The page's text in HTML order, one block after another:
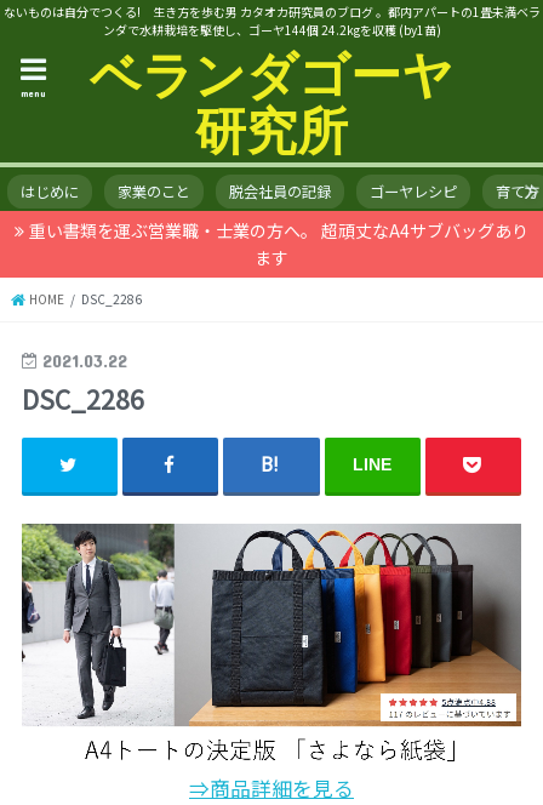
ないものは自分でつくる! 生き方を歩む男 カタオカ研究員のブログ 。都内アパートの1畳未満ベラ
ンダで水耕栽培を駆使し、ゴーヤ144個 24.2kgを収穫 (by1苗)
ベランダゴーヤ
研究所
menu
はじめに 家業のこと 脱会社員の記録 ゴーヤレシピ 育て方
重い書類を運ぶ営業職・士業の方へ。 超頑丈なA4サブバッグあり
ます
HOME DSC_2286
2021.03.22
DSC_2286
LINE
⇒商品詳細を見る